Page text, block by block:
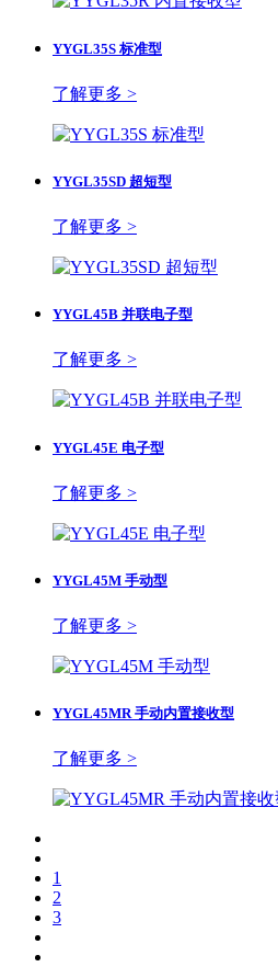
YYGL35S 标准型
了解更多 >
YYGL35SD 超短型
了解更多 >
YYGL45B 并联电子型
了解更多 >
YYGL45E 电子型
了解更多 >
YYGL45M 手动型
了解更多 >
YYGL45MR 手动内置接收型
了解更多 >
1
2
3